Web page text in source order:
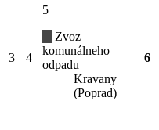
3 4
5
Zvoz
komunálneho
odpadu
Kravany
(Poprad)
6